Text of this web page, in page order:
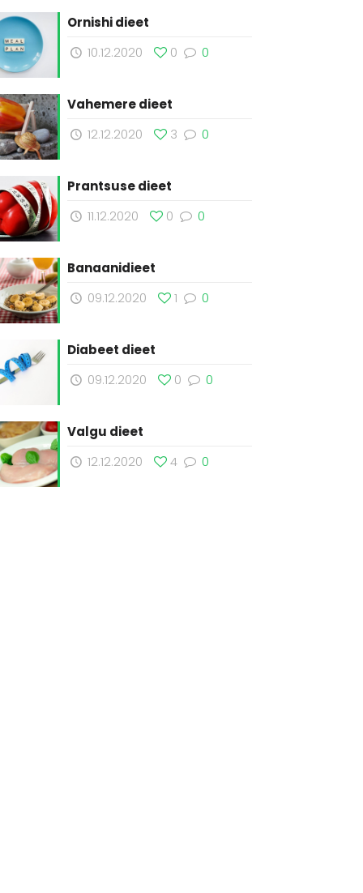
Ornishi dieet
10.12.2020
0
0
Vahemere dieet
12.12.2020
0
3
Prantsuse dieet
11.12.2020
0
0
Banaanidieet
09.12.2020
0
1
Diabeet dieet
09.12.2020
0
0
Valgu dieet
12.12.2020
0
4